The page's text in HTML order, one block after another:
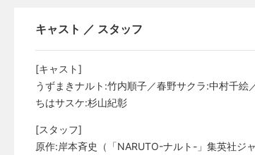
キャスト ／ スタッフ
[キャスト]
うずまきナルト:竹内順子／春野サクラ:中村千
ちはサスケ:杉山紀彰
[スタッフ]
原作:岸本斉史（「NARUTO-ナルト-」集英社ジ